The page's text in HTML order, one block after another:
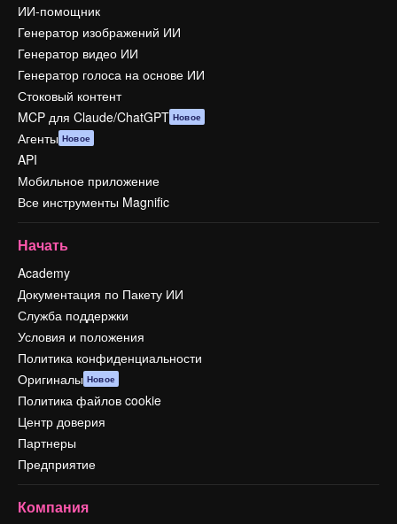
ИИ-помощник
Генератор изображений ИИ
Генератор видео ИИ
Генератор голоса на основе ИИ
Стоковый контент
MCP для Claude/ChatGPT Новое
Агенты Новое
API
Мобильное приложение
Все инструменты Magnific
Начать
Academy
Документация по Пакету ИИ
Служба поддержки
Условия и положения
Политика конфиденциальности
Оригиналы Новое
Политика файлов cookie
Центр доверия
Партнеры
Предприятие
Компания